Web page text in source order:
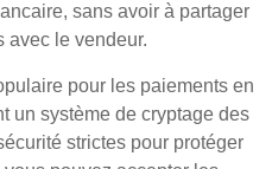
sans avoir à partager
avec le vendeur.
pour les paiements en
un système de cryptage des
strictes pour protéger